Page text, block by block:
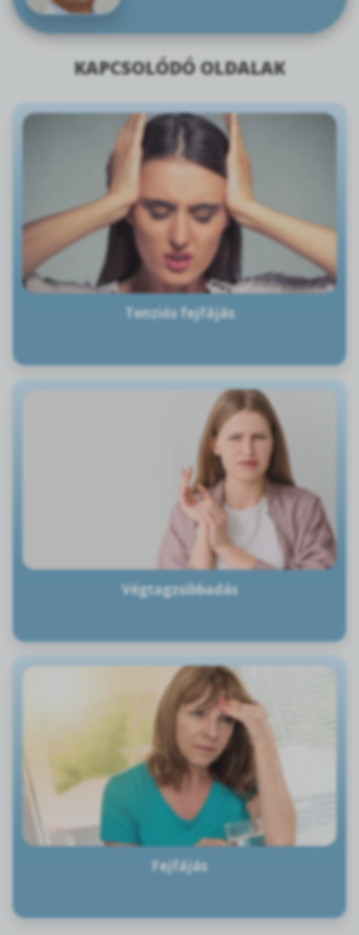
KAPCSOLÓDÓ OLDALAK
Tenziós fejfájás
Végtagzsibbadás
Fejfájás